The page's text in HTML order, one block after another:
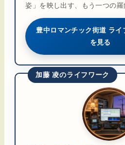
姿」を映し出す、もう一つの羅
豊中ロマンチック街道 ライ
を見る
加藤 凌のライフワーク